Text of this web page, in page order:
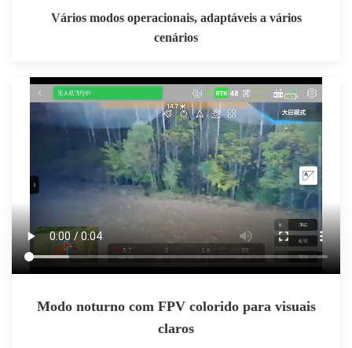
Vários modos operacionais, adaptáveis a vários
cenários
Modo noturno com FPV colorido para visuais
claros